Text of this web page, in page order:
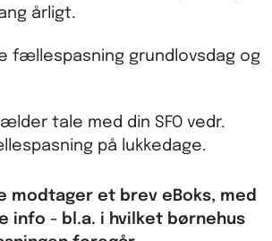
årligt.
fællespasning grundlovsdag og
tale med din SFO vedr.
på lukkedage.
modtager et brev eBoks, med
info - bl.a. i hvilket børnehus